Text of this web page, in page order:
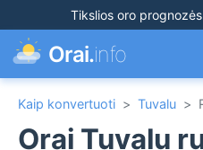
Tikslios oro prognozės
Orai.info
Kaip konvertuoti > Tuvalu >
Orai Tuvalu